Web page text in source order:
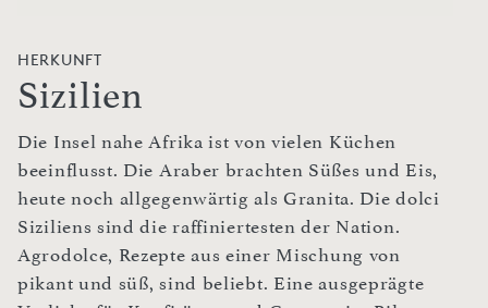
HERKUNFT
Sizilien
Die Insel nahe Afrika ist von vielen Küchen
beeinflusst. Die Araber brachten Süßes und Eis,
heute noch allgegenwärtig als Granita. Die dolci
Siziliens sind die raffiniertesten der Nation.
Agrodolce, Rezepte aus einer Mischung von
pikant und süß, sind beliebt. Eine ausgeprägte